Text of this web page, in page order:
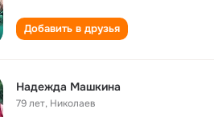
Добавить в друзья
Надежда Машкина
79 лет, Николаев